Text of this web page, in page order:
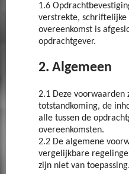
1.6
verstrekte,
overeenkomst is
opdrachtgever.
2. Algemeen
2.1 Deze voorwaarden
totstandkoming, de
alle tussen de
overeenkomsten.
2.2 De algemene
vergelijkbare
zijn niet van toepassing.